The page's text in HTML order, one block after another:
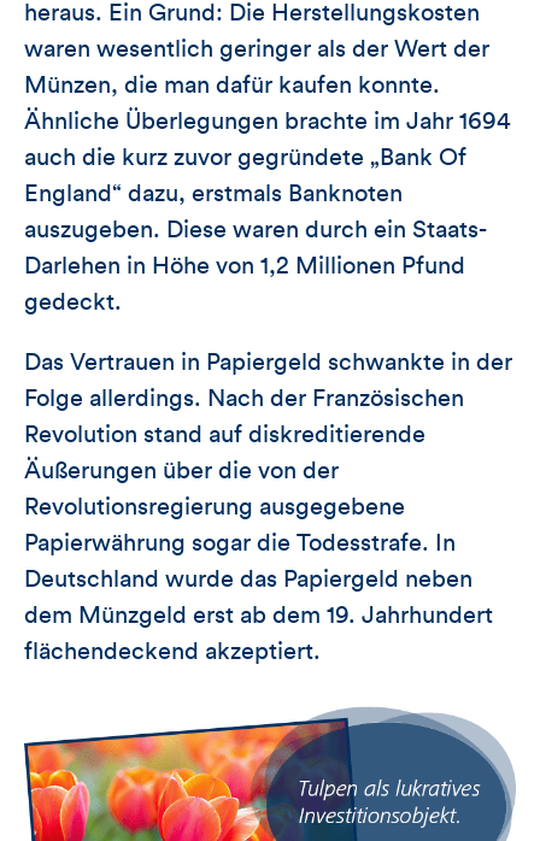
heraus. Ein Grund: Die Herstellungskosten
waren wesentlich geringer als der Wert der
Münzen, die man dafür kaufen konnte.
Ähnliche Überlegungen brachte im Jahr 1694
auch die kurz zuvor gegründete „Bank Of
England“ dazu, erstmals Banknoten
auszugeben. Diese waren durch ein Staats-
Darlehen in Höhe von 1,2 Millionen Pfund
gedeckt.
Das Vertrauen in Papiergeld schwankte in der
Folge allerdings. Nach der Französischen
Revolution stand auf diskreditierende
Äußerungen über die von der
Revolutionsregierung ausgegebene
Papierwährung sogar die Todesstrafe. In
Deutschland wurde das Papiergeld neben
dem Münzgeld erst ab dem 19. Jahrhundert
flächendeckend akzeptiert.